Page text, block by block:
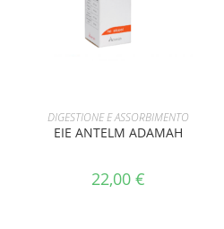
AGGIUNGI AL CARRELLO
DIGESTIONE E ASSORBIMENTO
EIE ANTELM ADAMAH
22,00 €